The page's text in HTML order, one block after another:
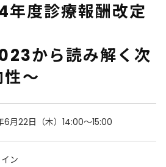
度診療報酬改定
から読み解く次
～
6月22日（木）14:00～15:00
ン